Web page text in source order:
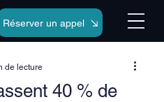
Réserver un appel
40 % de
de lecture